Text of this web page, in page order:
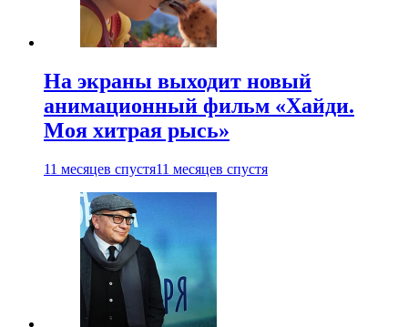
На экраны выходит новый
анимационный фильм «Хайди.
Моя хитрая рысь»
11 месяцев спустя11 месяцев спустя